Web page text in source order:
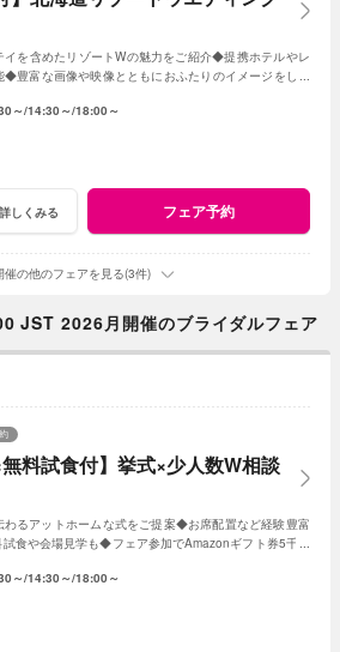
を含めたリゾートWの魅力をご紹介◆提携ホテルやレ
豊富な画像や映像とともにおふたりのイメージをしっ
～ 14:30～ 18:00～
詳しくみる フェア予約
催の他のフェアを見る(3件)
2026月開催のブライダルフェア
無料試食付】挙式×少人数W相談
るアットホームな式をご提案◆お席配置など経験豊富
食や会場見学も◆フェア参加でAmazonギフト券5千円
～ 14:30～ 18:00～